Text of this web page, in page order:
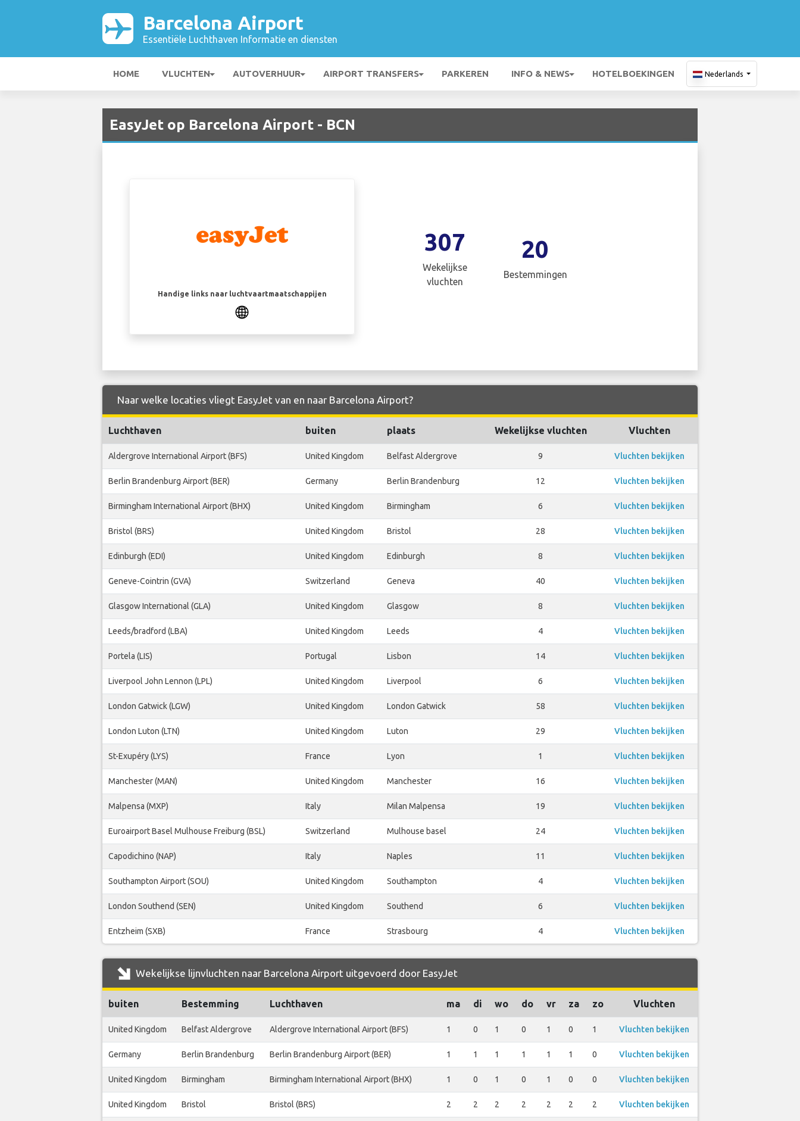
Barcelona Airport
Essentiële Luchthaven Informatie en diensten
HOME VLUCHTEN AUTOVERHUUR AIRPORT TRANSFERS PARKEREN INFO & NEWS HOTELBOEKINGEN Nederlands
EasyJet op Barcelona Airport - BCN
Handige links naar luchtvaartmaatschappijen
307
Wekelijkse
vluchten
20
Bestemmingen
Naar welke locaties vliegt EasyJet van en naar Barcelona Airport?
Luchthaven buiten plaats Wekelijkse vluchten Vluchten
Aldergrove International Airport (BFS) United Kingdom Belfast Aldergrove 9 Vluchten bekijken
Berlin Brandenburg Airport (BER) Germany Berlin Brandenburg 12 Vluchten bekijken
Birmingham International Airport (BHX) United Kingdom Birmingham 6 Vluchten bekijken
Bristol (BRS) United Kingdom Bristol 28 Vluchten bekijken
Edinburgh (EDI) United Kingdom Edinburgh 8 Vluchten bekijken
Geneve-Cointrin (GVA) Switzerland Geneva 40 Vluchten bekijken
Glasgow International (GLA) United Kingdom Glasgow 8 Vluchten bekijken
Leeds/bradford (LBA) United Kingdom Leeds 4 Vluchten bekijken
Portela (LIS) Portugal Lisbon 14 Vluchten bekijken
Liverpool John Lennon (LPL) United Kingdom Liverpool 6 Vluchten bekijken
London Gatwick (LGW) United Kingdom London Gatwick 58 Vluchten bekijken
London Luton (LTN) United Kingdom Luton 29 Vluchten bekijken
St-Exupéry (LYS) France Lyon 1 Vluchten bekijken
Manchester (MAN) United Kingdom Manchester 16 Vluchten bekijken
Malpensa (MXP) Italy Milan Malpensa 19 Vluchten bekijken
Euroairport Basel Mulhouse Freiburg (BSL) Switzerland Mulhouse basel 24 Vluchten bekijken
Capodichino (NAP) Italy Naples 11 Vluchten bekijken
Southampton Airport (SOU) United Kingdom Southampton 4 Vluchten bekijken
London Southend (SEN) United Kingdom Southend 6 Vluchten bekijken
Entzheim (SXB) France Strasbourg 4 Vluchten bekijken
Wekelijkse lijnvluchten naar Barcelona Airport uitgevoerd door EasyJet
buiten Bestemming Luchthaven ma di wo do vr za zo Vluchten
United Kingdom Belfast Aldergrove Aldergrove International Airport (BFS) 1 0 1 0 1 0 1 Vluchten bekijken
Germany Berlin Brandenburg Berlin Brandenburg Airport (BER) 1 1 1 1 1 1 0 Vluchten bekijken
United Kingdom Birmingham Birmingham International Airport (BHX) 1 0 1 0 1 0 0 Vluchten bekijken
United Kingdom Bristol Bristol (BRS) 2 2 2 2 2 2 2 Vluchten bekijken